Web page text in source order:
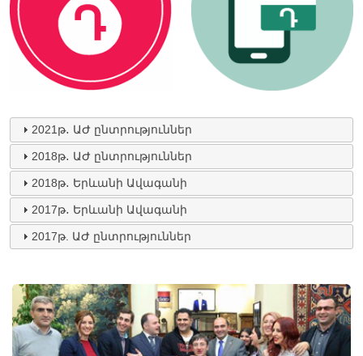
2021թ․ ԱԺ ընտրություններ
2018թ․ ԱԺ ընտրություններ
2018թ․ Երևանի Ավագանի
2017թ․ Երևանի Ավագանի
2017թ. ԱԺ ընտրություններ